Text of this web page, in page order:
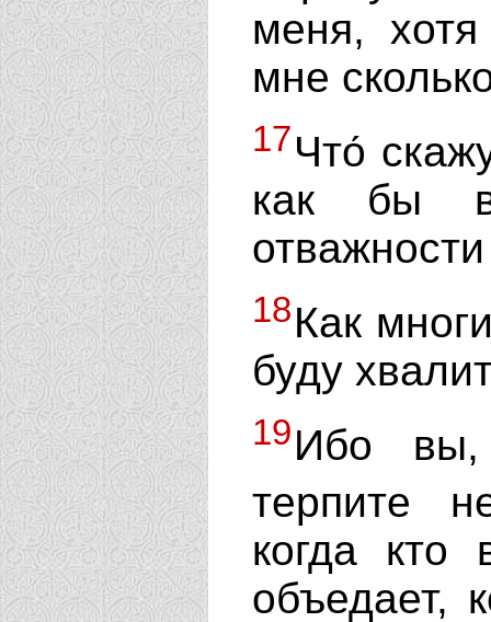
меня,
мне
17Что́
как бы в
18Как
буду
19Ибо вы,
терпите
когда кто
объедает,